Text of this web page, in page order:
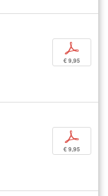
p
€ 9,95
p
€ 9,95